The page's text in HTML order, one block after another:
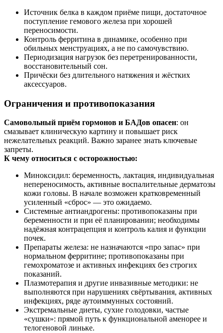
Источник белка в каждом приёме пищи, достаточное
поступление гемового железа при хорошей
переносимости.
Контроль ферритина в динамике, особенно при
обильных менструациях, а не по самочувствию.
Периодизация нагрузок без перетренированности,
восстановительный сон.
Причёски без длительного натяжения и жёстких
аксессуаров.
Ограничения и противопоказания
Самовольный приём гормонов и БАДов опасен: он
смазывает клиническую картину и повышает риск
нежелательных реакций. Важно заранее знать ключевые
запреты.
К чему относиться с осторожностью:
Миноксидил: беременность, лактация, индивидуальная
непереносимость, активные воспалительные дерматозы
кожи головы. В начале возможен кратковременный
усиленный «сброс» — это ожидаемо.
Системные антиандрогены: противопоказаны при
беременности и при её планировании; необходимы
надёжная контрацепция и контроль калия и функции
почек.
Препараты железа: не назначаются «про запас» при
нормальном ферритине; противопоказаны при
гемохроматозе и активных инфекциях без строгих
показаний.
Плазмотерапия и другие инвазивные методики: не
выполняются при нарушениях свёртывания, активных
инфекциях, ряде аутоиммунных состояний.
Экстремальные диеты, сухие голодовки, частые
«сушки»: прямой путь к функциональной аменорее и
телогеновой линьке.